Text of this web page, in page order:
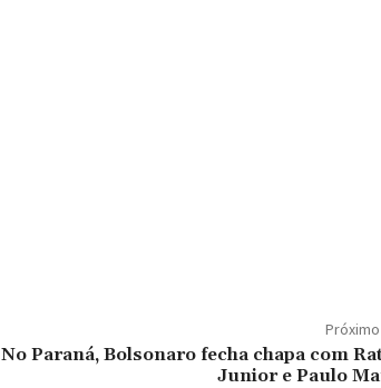
No Paraná, Bolsonaro fecha chapa com
Junior e Paulo